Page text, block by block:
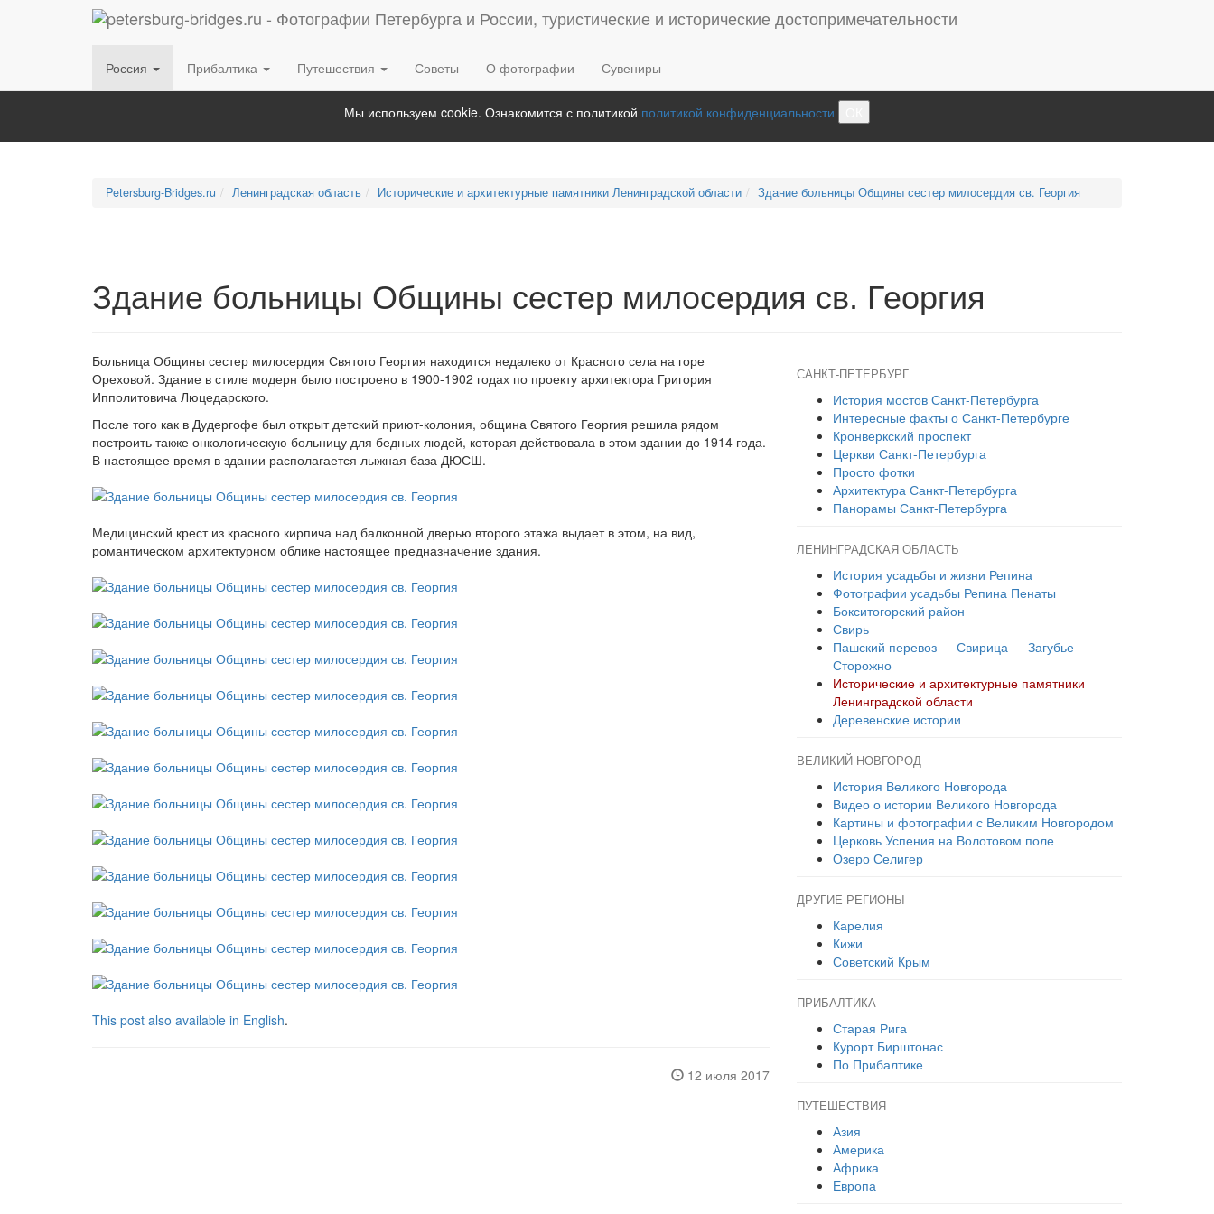
Россия Прибалтика Путешествия Советы О фотографии Сувениры
Мы используем cookie. Ознакомится с политикой политикой конфиденциальности
Petersburg-Bridges.ru Ленинградская область Исторические и архитектурные памятники Ленинградской области Здание больницы Общины сестер милосердия св. Георгия
Здание больницы Общины сестер милосердия св. Георгия
Больница Общины сестер милосердия Святого Георгия находится недалеко от Красного села на горе
Ореховой. Здание в стиле модерн было построено в 1900-1902 годах по проекту архитектора Григория
Ипполитовича Люцедарского.
После того как в Дудергофе был открыт детский приют-колония, община Святого Георгия решила рядом
построить также онкологическую больницу для бедных людей, которая действовала в этом здании до 1914 года.
В настоящее время в здании располагается лыжная база ДЮСШ.
Медицинский крест из красного кирпича над балконной дверью второго этажа выдает в этом, на вид,
романтическом архитектурном облике настоящее предназначение здания.
This post also available in English.
12 июля 2017
САНКТ-ПЕТЕРБУРГ
История мостов Санкт-Петербурга
Интересные факты о Санкт-Петербурге
Кронверкский проспект
Церкви Санкт-Петербурга
Просто фотки
Архитектура Санкт-Петербурга
Панорамы Санкт-Петербурга
ЛЕНИНГРАДСКАЯ ОБЛАСТЬ
История усадьбы и жизни Репина
Фотографии усадьбы Репина Пенаты
Бокситогорский район
Свирь
Пашский перевоз — Свирица — Загубье —
Сторожно
Исторические и архитектурные памятники
Ленинградской области
Деревенские истории
ВЕЛИКИЙ НОВГОРОД
История Великого Новгорода
Видео о истории Великого Новгорода
Картины и фотографии с Великим Новгородом
Церковь Успения на Волотовом поле
Озеро Селигер
ДРУГИЕ РЕГИОНЫ
Карелия
Кижи
Советский Крым
ПРИБАЛТИКА
Старая Рига
Курорт Бирштонас
По Прибалтике
ПУТЕШЕСТВИЯ
Азия
Америка
Африка
Европа